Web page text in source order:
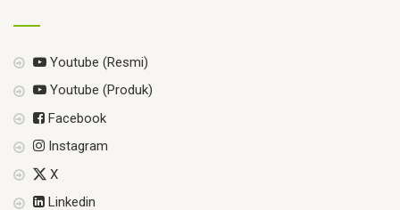
Youtube (Resmi)
Youtube (Produk)
Facebook
Instagram
X
Linkedin